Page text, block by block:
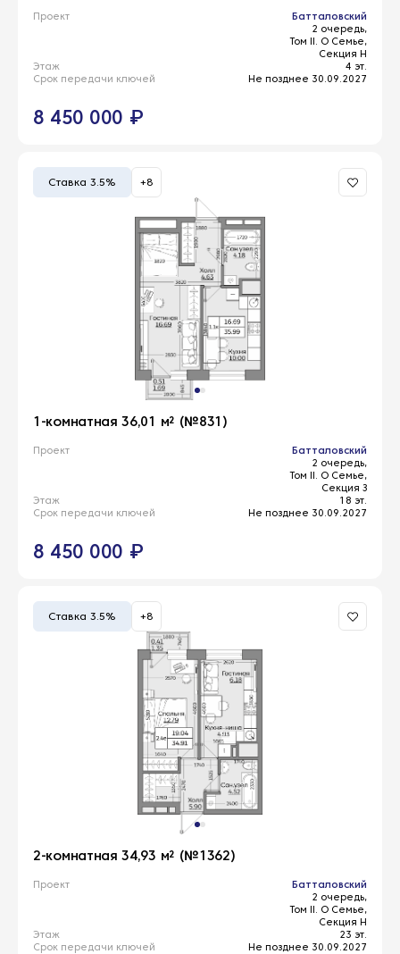
Проект
Батталовский
2 очередь,
Том II. О Семье,
Секция Н
Этаж
4 эт.
Срок передачи ключей
Не позднее 30.09.2027
8 450 000 ₽
Ставка 3.5% +8
1-комнатная 36,01 м² (№831)
Проект
Батталовский
2 очередь,
Том II. О Семье,
Секция З
Этаж
18 эт.
Срок передачи ключей
Не позднее 30.09.2027
8 450 000 ₽
Ставка 3.5% +8
2-комнатная 34,93 м² (№1362)
Проект
Батталовский
2 очередь,
Том II. О Семье,
Секция Н
Этаж
23 эт.
Срок передачи ключей
Не позднее 30.09.2027